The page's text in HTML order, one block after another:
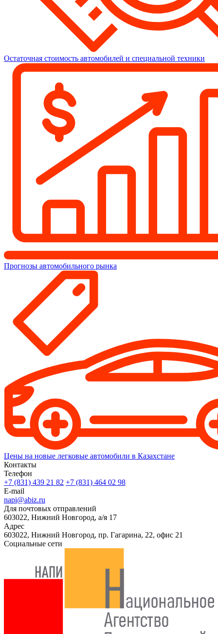
Остаточная стоимость автомобилей и специальной техники
Прогнозы автомобильного рынка
Цены на новые легковые автомобили в Казахстане
Контакты
Телефон
+7 (831) 439 21 82 +7 (831) 464 02 98
E-mail
napi@abiz.ru
Для почтовых отправлений
603022, Нижний Новгород, а/я 17
Адрес
603022, Нижний Новгород, пр. Гагарина, 22, офис 21
Социальные сети